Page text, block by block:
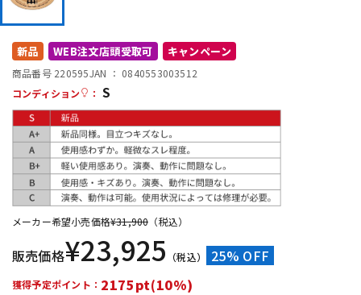
中古
新品 WEB注文店頭受取可 キャンペーン
商品番号 220595JAN ： 0840553003512
コンディション
： S
メーカー希望小売価格¥31,900 （税込）
販売価格¥23,925 （税込） 25% OFF
獲得予定ポイント： 2175pt(10%)